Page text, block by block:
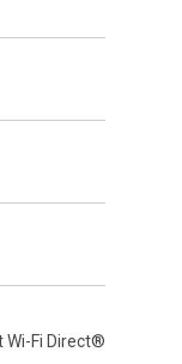
Fi Direct®